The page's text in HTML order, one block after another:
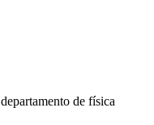
departamento de física